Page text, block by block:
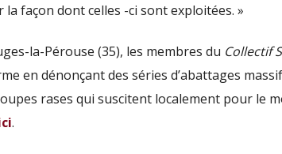
façon dont celles -ci sont exploitées. »
la-Pérouse (35), les membres du Collectif
en dénonçant des séries d’abattages
rases qui suscitent localement pour le
.